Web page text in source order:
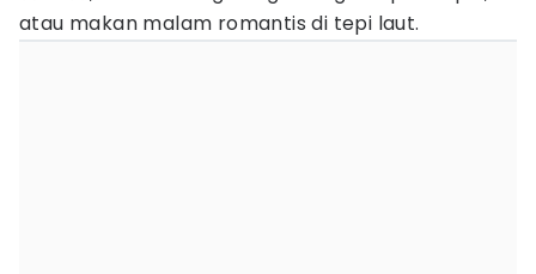
atau makan malam romantis di tepi laut.